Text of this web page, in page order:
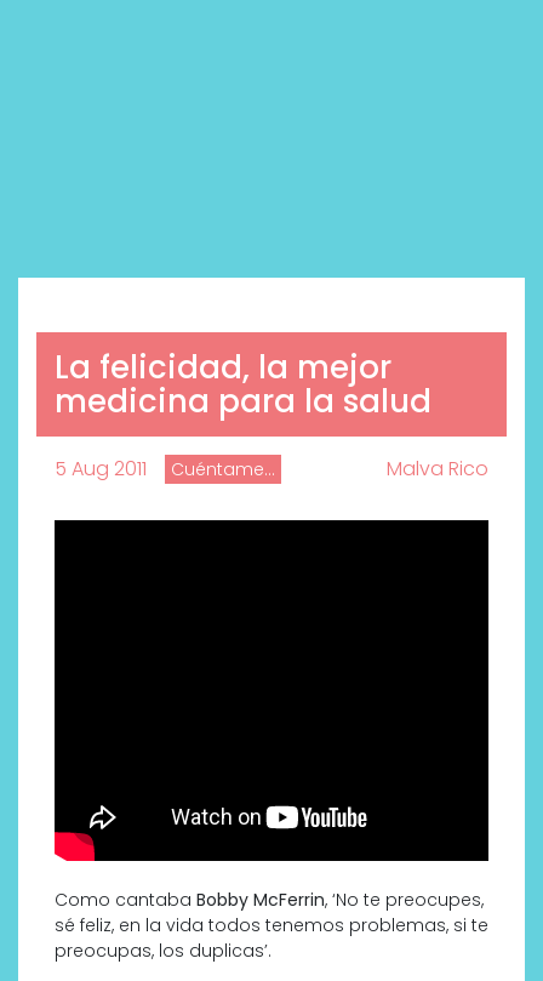
La felicidad, la mejor
medicina para la salud
5 Aug 2011 Cuéntame... Malva Rico
Como cantaba Bobby McFerrin, ‘No te preocupes,
sé feliz, en la vida todos tenemos problemas, si te
preocupas, los duplicas’.